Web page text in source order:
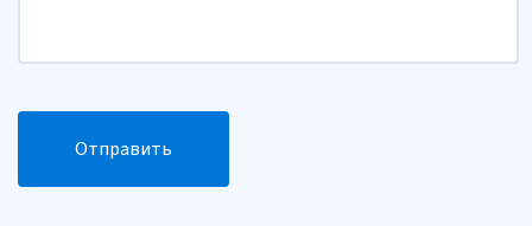
Отправить